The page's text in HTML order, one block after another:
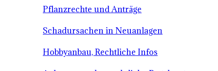
Pflanzrechte und Anträge
Schadursachen in Neuanlagen
Hobbyanbau, Rechtliche Infos